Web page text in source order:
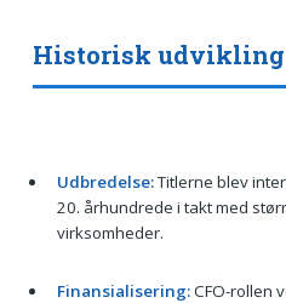
Historisk udvikling
Udbredelse:Titlerne blev
20. århundrede i takt med
virksomheder.
Finansialisering:CFO-rollen